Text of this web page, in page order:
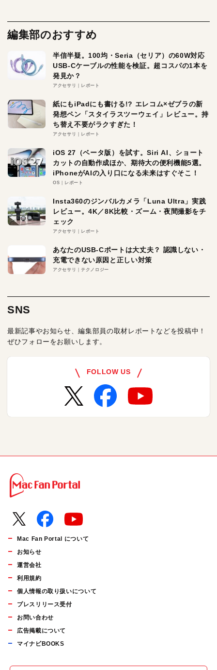
編集部のおすすめ
半信半疑。100均・Seria（セリア）の60W対応
USB-Cケーブルの性能を検証。超コスパの1本を
発見か？
アクセサリ レポート
紙にもiPadにも書ける!? エレコム×ゼブラの新
発想ペン「スタイラスツーウェイ」レビュー。持
ち替え不要がラクすぎた！
アクセサリ レポート
iOS 27（ベータ版）を試す。Siri AI、ショート
カットの自動作成ほか、期待大の便利機能5選。
iPhoneがAIの入り口になる未来はすぐそこ！
OS レポート
Insta360のジンバルカメラ「Luna Ultra」実践
レビュー。4K／8K比較・ズーム・夜間撮影をチ
ェック
アクセサリ レポート
あなたのUSB-Cポートは大丈夫？ 認識しない・
充電できない原因と正しい対策
アクセサリ テクノロジー
SNS
最新記事やお知らせ、編集部員の取材レポートなどを投稿中！
ぜひフォローをお願いします。
FOLLOW US
Mac Fan Portal について
お知らせ
運営会社
利用規約
個人情報の取り扱いについて
プレスリリース受付
お問い合わせ
広告掲載について
マイナビBOOKS